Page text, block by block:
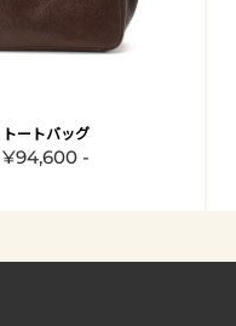
トートバッグ
¥94,600 -